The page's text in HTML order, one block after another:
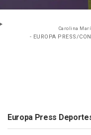
Carolina
- EUROPA PRESS/
Europa Press